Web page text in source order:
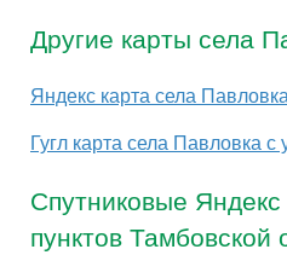
Другие карты села
Яндекс карта села
Гугл карта села Павловка с
Спутниковые
пунктов Тамбовской